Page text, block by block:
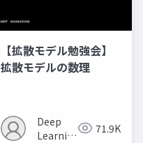
【拡散モデル勉強会】
拡散モデルの数理
Deep
Learning
71.9K